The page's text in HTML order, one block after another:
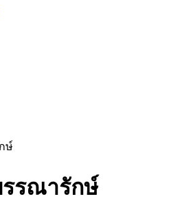
ษ์
รณารักษ์